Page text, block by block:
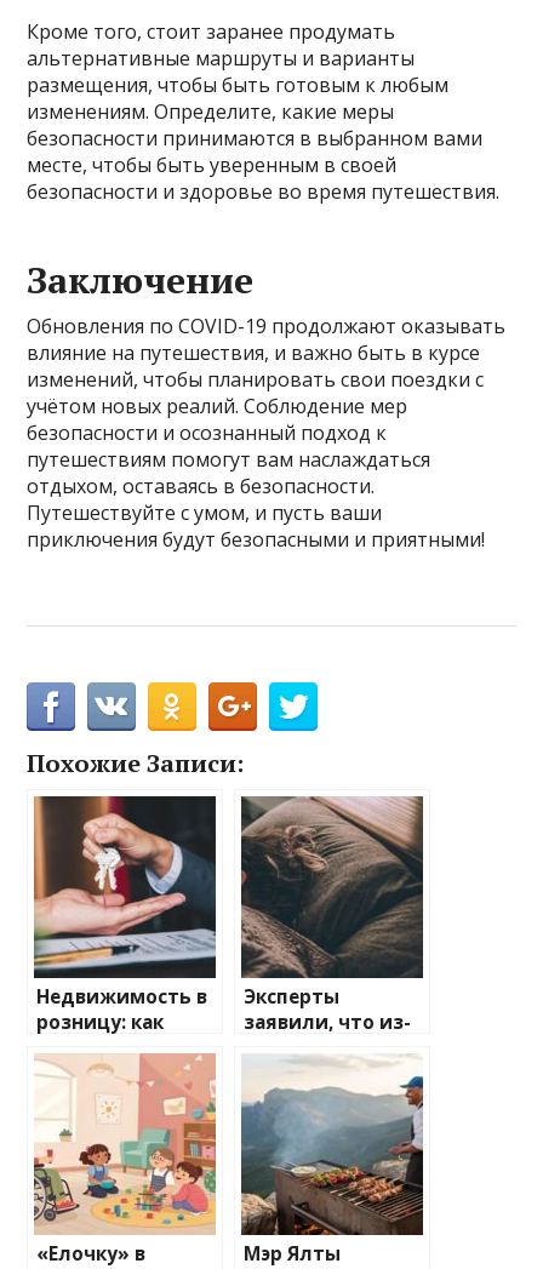
Кроме того, стоит заранее продумать
альтернативные маршруты и варианты
размещения, чтобы быть готовым к любым
изменениям. Определите, какие меры
безопасности принимаются в выбранном вами
месте, чтобы быть уверенным в своей
безопасности и здоровье во время путешествия.
Заключение
Обновления по COVID-19 продолжают оказывать
влияние на путешествия, и важно быть в курсе
изменений, чтобы планировать свои поездки с
учётом новых реалий. Соблюдение мер
безопасности и осознанный подход к
путешествиям помогут вам наслаждаться
отдыхом, оставаясь в безопасности.
Путешествуйте с умом, и пусть ваши
приключения будут безопасными и приятными!
Похожие Записи:
Недвижимость в
розницу: как
продать долю в
квартире —
советы юристов
Эксперты
заявили, что из-
за нехватки сна
могут
возникнуть
проблемы с
кожей
«Елочку» в
Мэр Ялты